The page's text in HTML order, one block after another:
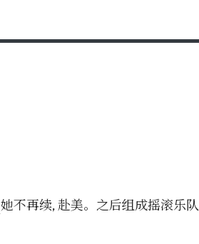
她不再续, 赴美。之后组成摇滚乐队